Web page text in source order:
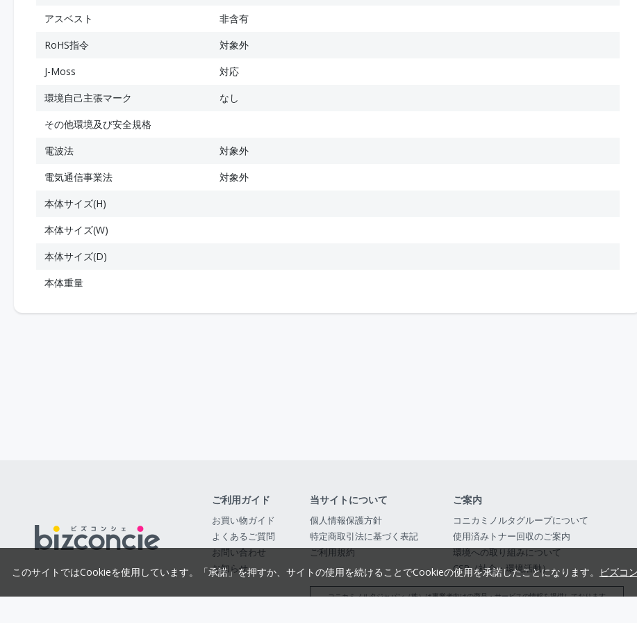
アスベスト
非含有
RoHS指令
対象外
J-Moss
対応
環境自己主張マーク
なし
その他環境及び安全規格
電波法
対象外
電気通信事業法
対象外
本体サイズ(H)
本体サイズ(W)
本体サイズ(D)
本体重量
ご利用ガイド
お買い物ガイド
よくあるご質問
お問い合わせ
お知らせ
当サイトについて
個人情報保護方針
特定商取引法に基づく表記
ご利用規約
ご案内
コニカミノルタグループについて
使用済みトナー回収のご案内
環境への取り組みについて
CSR（社会・環境活動）
コニカミノルタジャパン（株）は事業者向けの商品・サービスの情報を提供しております
このサイトではCookieを使用しています。「承諾」を押すか、サイトの使用を続けることでCookieの使用を承諾したことになります。 ビズコ